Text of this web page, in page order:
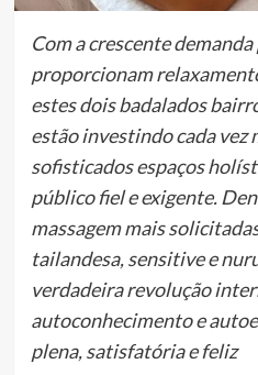
Com a crescente
proporcionam
estes dois badalados
estão investindo cada vez
sofisticados espaços
público fiel e exigente.
massagem mais
tailandesa, sensitive e
verdadeira revolução
autoconhecimento e
plena, satisfatória e feliz